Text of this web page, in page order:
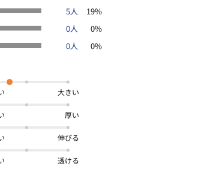
5人
19%
0人
0%
0人
0%
大きい
厚い
伸びる
透ける